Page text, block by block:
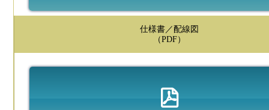
仕様書／配線図
（PDF）